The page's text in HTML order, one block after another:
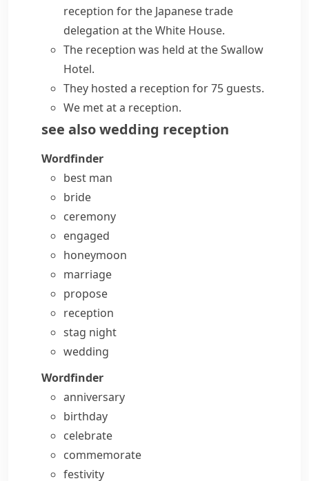
reception for the Japanese trade
delegation at the White House.
The reception was held at the Swallow
Hotel.
They hosted a reception for 75 guests.
We met at a reception.
see alsowedding reception
Wordfinder
best man
bride
ceremony
engaged
honeymoon
marriage
propose
reception
stag night
wedding
Wordfinder
anniversary
birthday
celebrate
commemorate
festivity